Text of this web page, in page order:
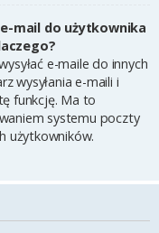
mail do użytkownika
e-maile do innych
wysyłania e-maili i
funkcję. Ma to
systemu poczty
użytkowników.